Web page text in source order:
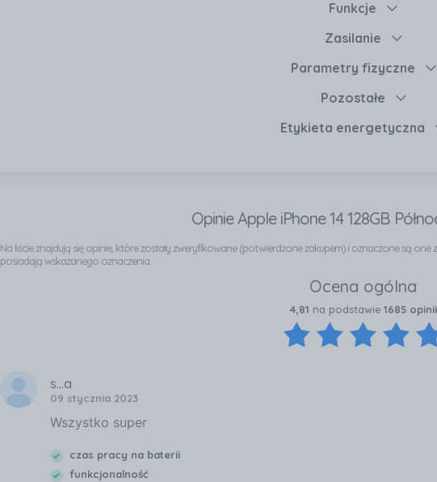
który łączy w sobie nowoczesne technologie, elegancki design oraz
wyborem dla osób ceniących sobie jakość i funkcjonalność.
Funkcje
Zasilanie
Parametry fizyczne
Pozostałe
Etykieta energetyczna
Opinie Apple iPhone 14 128GB
Na liście znajdują się opinie, które zostały zweryfikowane (potwierdzone zakupem) i oznaczone są
posiadają wskazanego oznaczenia.
Ocena ogólna
4,81 na podstawie 1685 opinii
s...a
09 stycznia 2023
Wszystko super
czas pracy na baterii
funkcjonalność